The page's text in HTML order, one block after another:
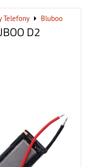
Telefony Bluboo
D2